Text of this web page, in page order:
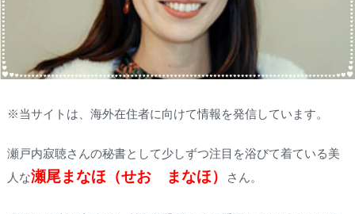
※当サイトは、海外在住者に向けて情報を発信しています。
瀬戸内寂聴さんの秘書として少しずつ注目を浴びて着ている美
人な瀬尾まなほ（せお まなほ） さん。